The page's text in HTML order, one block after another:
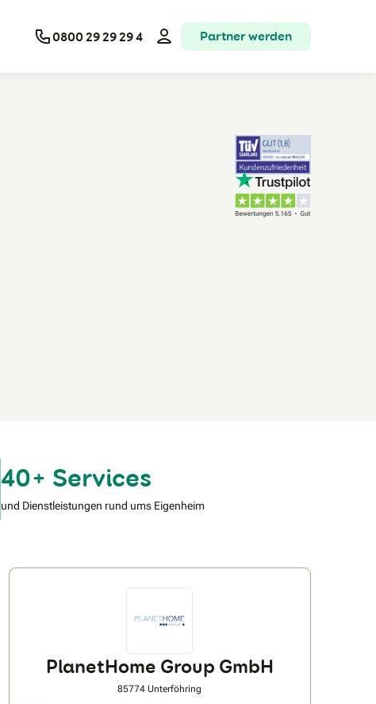
0800 29 29 29 4 Partner werden
40+ Services
und Dienstleistungen rund ums Eigenheim
PlanetHome Group GmbH
85774 Unterföhring